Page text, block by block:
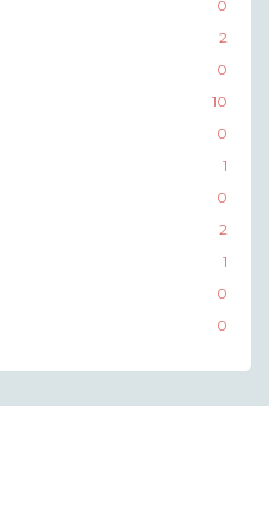
0
2
0
10
0
1
0
2
1
0
0